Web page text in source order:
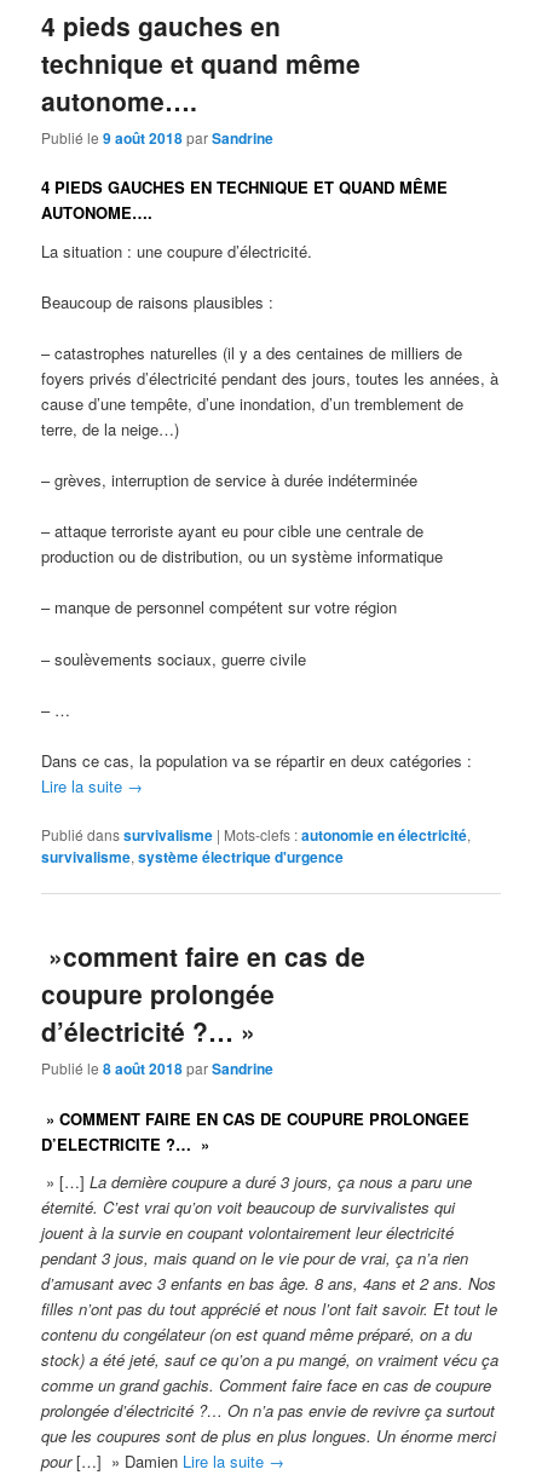
4 pieds gauches en
technique et quand même
autonome….
Publié le9 août 2018parSandrine
4 PIEDS GAUCHES EN TECHNIQUE ET QUAND MÊME
AUTONOME….
La situation : une coupure d’électricité.
Beaucoup de raisons plausibles :
– catastrophes naturelles (il y a des centaines de milliers de
foyers privés d’électricité pendant des jours, toutes les années, à
cause d’une tempête, d’une inondation, d’un tremblement de
terre, de la neige…)
– grèves, interruption de service à durée indéterminée
– attaque terroriste ayant eu pour cible une centrale de
production ou de distribution, ou un système informatique
– manque de personnel compétent sur votre région
– soulèvements sociaux, guerre civile
– …
Dans ce cas, la population va se répartir en deux catégories :
Lire la suite →
Publié danssurvivalisme | Mots-clefs :autonomie en électricité,
survivalisme,système électrique d'urgence
»comment faire en cas de
coupure prolongée
d’électricité ?… »
Publié le8 août 2018parSandrine
» COMMENT FAIRE EN CAS DE COUPURE PROLONGEE
D’ELECTRICITE ?… »
» […]La dernière coupure a duré 3 jours, ça nous a paru une
éternité. C’est vrai qu’on voit beaucoup de survivalistes qui
jouent à la survie en coupant volontairement leur électricité
pendant 3 jous, mais quand on le vie pour de vrai, ça n’a rien
d’amusant avec 3 enfants en bas âge. 8 ans, 4ans et 2 ans. Nos
filles n’ont pas du tout apprécié et nous l’ont fait savoir. Et tout le
contenu du congélateur (on est quand même préparé, on a du
stock) a été jeté, sauf ce qu’on a pu mangé, on vraiment vécu ça
comme un grand gachis. Comment faire face en cas de coupure
prolongée d’électricité ?… On n’a pas envie de revivre ça surtout
que les coupures sont de plus en plus longues. Un énorme merci
pour[…] » Damien Lire la suite →